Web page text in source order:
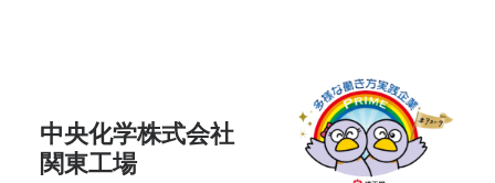
中央化学株式会社
関東工場